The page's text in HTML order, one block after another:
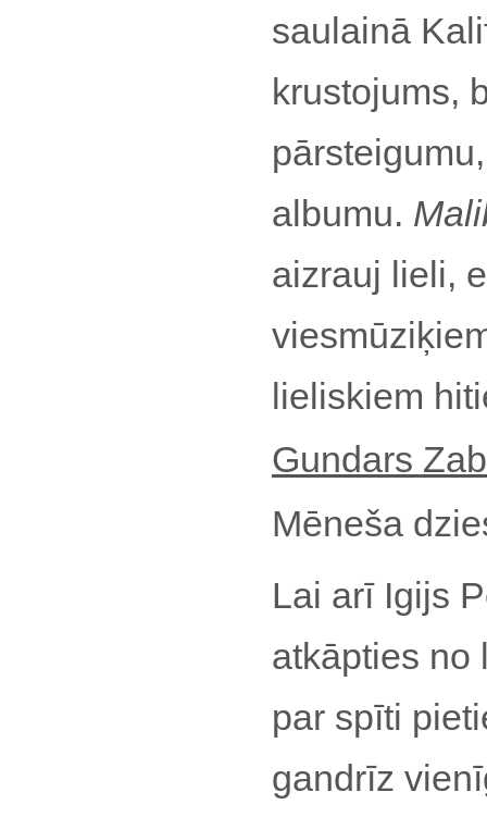
saulainā
krustojums,
albumu.
aizrauj lieli,
lieliskiem
Gundars
Mēneša
Lai arī Igijs
atkāpties no
par spīti
gandrīz